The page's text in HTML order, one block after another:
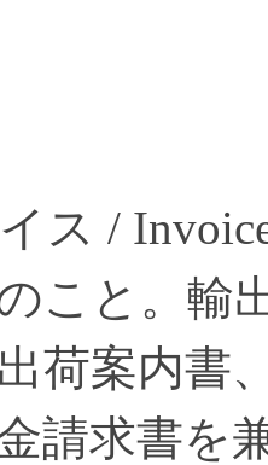
ス /
こと。輸
荷案内書
請求書を